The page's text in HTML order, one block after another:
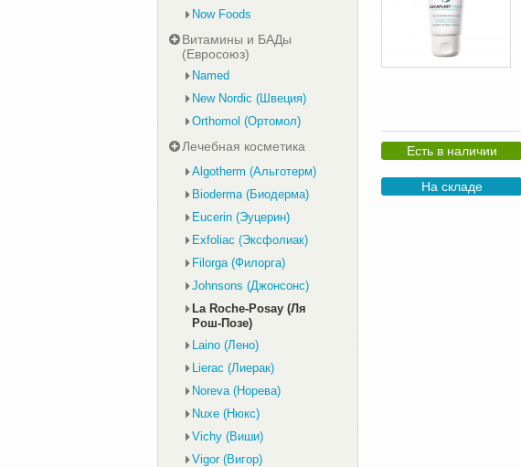
Есть в наличии
На складе
Now Foods
Витамины и БАДы
(Евросоюз)
Named
New Nordic (Швеция)
Orthomol (Ортомол)
Лечебная косметика
Algotherm (Альготерм)
Bioderma (Биодерма)
Eucerin (Эуцерин)
Exfoliac (Эксфолиак)
Filorga (Филорга)
Johnsons (Джонсонс)
La Roche-Posay (Ля
Рош-Позе)
Laino (Лено)
Lierac (Лиерак)
Noreva (Норева)
Nuxe (Нюкс)
Vichy (Виши)
Vigor (Вигор)